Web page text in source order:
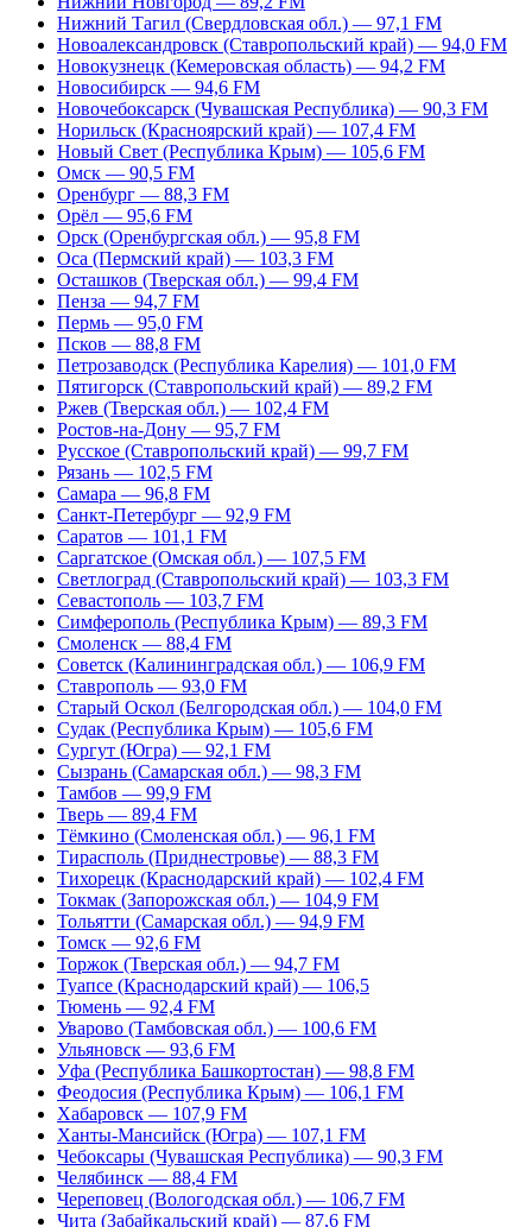
Нижний Тагил (Свердловская обл.) — 97,1 FM
Новоалександровск (Ставропольский край) — 94,0 FM
Новокузнецк (Кемеровская область) — 94,2 FM
Новосибирск — 94,6 FM
Новочебоксарск (Чувашская Республика) — 90,3 FM
Норильск (Красноярский край) — 107,4 FM
Новый Свет (Республика Крым) — 105,6 FM
Омск — 90,5 FM
Оренбург — 88,3 FM
Орёл — 95,6 FM
Орск (Оренбургская обл.) — 95,8 FM
Оса (Пермский край) — 103,3 FM
Осташков (Тверская обл.) — 99,4 FM
Пенза — 94,7 FM
Пермь — 95,0 FM
Псков — 88,8 FM
Петрозаводск (Республика Карелия) — 101,0 FM
Пятигорск (Ставропольский край) — 89,2 FM
Ржев (Тверская обл.) — 102,4 FM
Ростов-на-Дону — 95,7 FM
Русское (Ставропольский край) — 99,7 FM
Рязань — 102,5 FM
Самара — 96,8 FM
Санкт-Петербург — 92,9 FM
Саратов — 101,1 FM
Саргатское (Омская обл.) — 107,5 FM
Светлоград (Ставропольский край) — 103,3 FM
Севастополь — 103,7 FM
Симферополь (Республика Крым) — 89,3 FM
Смоленск — 88,4 FM
Советск (Калининградская обл.) — 106,9 FM
Ставрополь — 93,0 FM
Старый Оскол (Белгородская обл.) — 104,0 FM
Судак (Республика Крым) — 105,6 FM
Сургут (Югра) — 92,1 FM
Сызрань (Самарская обл.) — 98,3 FM
Тамбов — 99,9 FM
Тверь — 89,4 FM
Тёмкино (Смоленская обл.) — 96,1 FM
Тирасполь (Приднестровье) — 88,3 FM
Тихорецк (Краснодарский край) — 102,4 FM
Токмак (Запорожская обл.) — 104,9 FM
Тольятти (Самарская обл.) — 94,9 FM
Томск — 92,6 FM
Торжок (Тверская обл.) — 94,7 FM
Туапсе (Краснодарский край) — 106,5
Тюмень — 92,4 FM
Уварово (Тамбовская обл.) — 100,6 FM
Ульяновск — 93,6 FM
Уфа (Республика Башкортостан) — 98,8 FM
Феодосия (Республика Крым) — 106,1 FM
Хабаровск — 107,9 FM
Ханты-Мансийск (Югра) — 107,1 FM
Чебоксары (Чувашская Республика) — 90,3 FM
Челябинск — 88,4 FM
Череповец (Вологодская обл.) — 106,7 FM
Чита (Забайкальский край) — 87,6 FM